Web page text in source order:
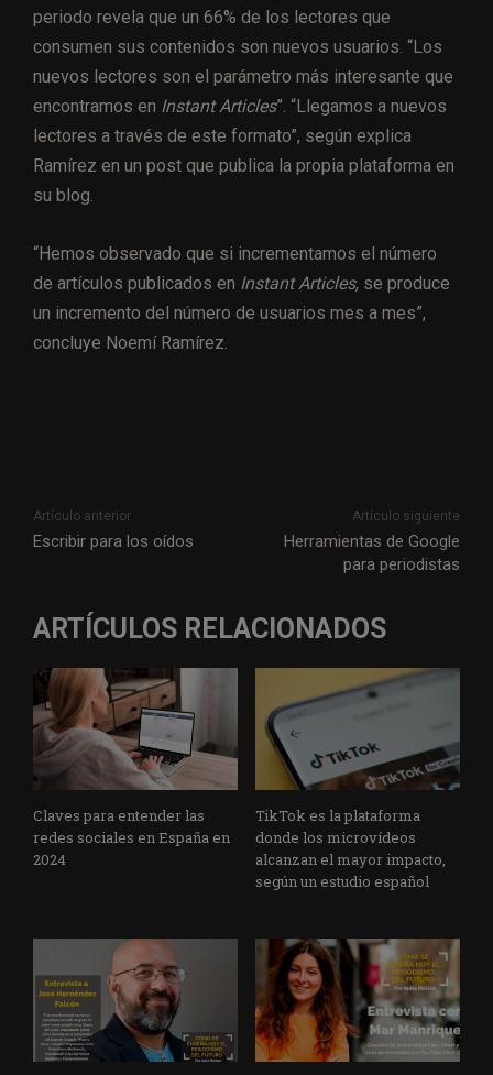
periodo revela que un 66% de los lectores que
consumen sus contenidos son nuevos usuarios. “Los
nuevos lectores son el parámetro más interesante que
encontramos en Instant Articles”. “Llegamos a nuevos
lectores a través de este formato”, según explica
Ramírez en un post que publica la propia plataforma en
su blog.
“Hemos observado que si incrementamos el número
de artículos publicados en Instant Articles, se produce
un incremento del número de usuarios mes a mes”,
concluye Noemí Ramírez.
Artículo anterior
Escribir para los oídos
Artículo siguiente
Herramientas de Google
para periodistas
ARTÍCULOS RELACIONADOS
Claves para entender las
redes sociales en España en
2024
TikTok es la plataforma
donde los microvídeos
alcanzan el mayor impacto,
según un estudio español